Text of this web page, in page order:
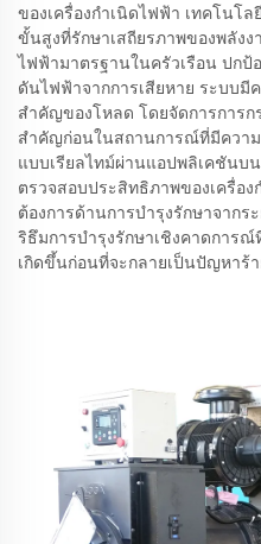
ของเครื่องกำเนิดไฟฟ้า เทคโนโ
ขั้นสูงที่รักษาเสถียรภาพของพลังง
ไฟฟ้ามาตรฐานในครัวเรือน ปกป้
ดันไฟฟ้าจากการเสียหาย ระบบมี
สำคัญของโหลด โดยจัดการการ
สำคัญก่อนในสถานการณ์ที่มีความ
แบบเรียลไทม์ผ่านแอปพลิเคชัน
ตรวจสอบประสิทธิภาพของเครื่อ
ต้องการด้านการบำรุงรักษาจาก
ริธึมการบำรุงรักษาเชิงคาดการ
เกิดขึ้นก่อนที่จะกลายเป็นปัญหาร้